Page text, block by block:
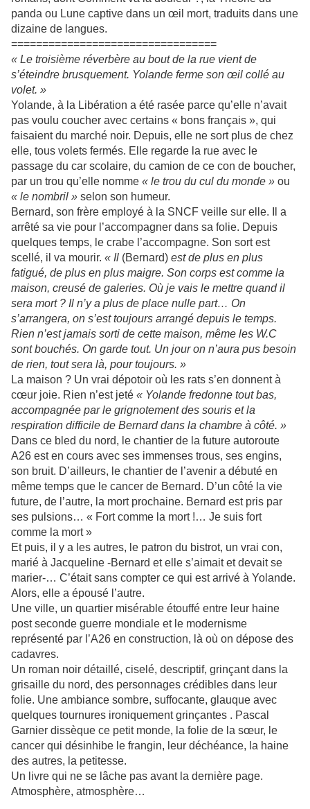
panda ou Lune captive dans un œil mort, traduits dans une
dizaine de langues.
=================================
« Le troisième réverbère au bout de la rue vient de
s’éteindre brusquement. Yolande ferme son œil collé au
volet. »
Yolande, à la Libération a été rasée parce qu’elle n’avait
pas voulu coucher avec certains « bons français », qui
faisaient du marché noir. Depuis, elle ne sort plus de chez
elle, tous volets fermés. Elle regarde la rue avec le
passage du car scolaire, du camion de ce con de boucher,
par un trou qu’elle nomme « le trou du cul du monde » ou
« le nombril » selon son humeur.
Bernard, son frère employé à la SNCF veille sur elle. Il a
arrêté sa vie pour l’accompagner dans sa folie. Depuis
quelques temps, le crabe l’accompagne. Son sort est
scellé, il va mourir. « Il (Bernard) est de plus en plus
fatigué, de plus en plus maigre. Son corps est comme la
maison, creusé de galeries. Où je vais le mettre quand il
sera mort ? Il n’y a plus de place nulle part… On
s’arrangera, on s’est toujours arrangé depuis le temps.
Rien n’est jamais sorti de cette maison, même les W.C
sont bouchés. On garde tout. Un jour on n’aura pus besoin
de rien, tout sera là, pour toujours. »
La maison ? Un vrai dépotoir où les rats s’en donnent à
cœur joie. Rien n’est jeté « Yolande fredonne tout bas,
accompagnée par le grignotement des souris et la
respiration difficile de Bernard dans la chambre à côté. »
Dans ce bled du nord, le chantier de la future autoroute
A26 est en cours avec ses immenses trous, ses engins,
son bruit. D’ailleurs, le chantier de l’avenir a débuté en
même temps que le cancer de Bernard. D’un côté la vie
future, de l’autre, la mort prochaine. Bernard est pris par
ses pulsions… « Fort comme la mort !… Je suis fort
comme la mort »
Et puis, il y a les autres, le patron du bistrot, un vrai con,
marié à Jacqueline -Bernard et elle s’aimait et devait se
marier-… C’était sans compter ce qui est arrivé à Yolande.
Alors, elle a épousé l’autre.
Une ville, un quartier misérable étouffé entre leur haine
post seconde guerre mondiale et le modernisme
représenté par l’A26 en construction, là où on dépose des
cadavres.
Un roman noir détaillé, ciselé, descriptif, grinçant dans la
grisaille du nord, des personnages crédibles dans leur
folie. Une ambiance sombre, suffocante, glauque avec
quelques tournures ironiquement grinçantes . Pascal
Garnier dissèque ce petit monde, la folie de la sœur, le
cancer qui désinhibe le frangin, leur déchéance, la haine
des autres, la petitesse.
Un livre qui ne se lâche pas avant la dernière page.
Atmosphère, atmosphère…